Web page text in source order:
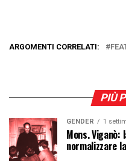
ARGOMENTI CORRELATI:
PIÙ
GENDER 1
Mons. Viganò:
normalizzare